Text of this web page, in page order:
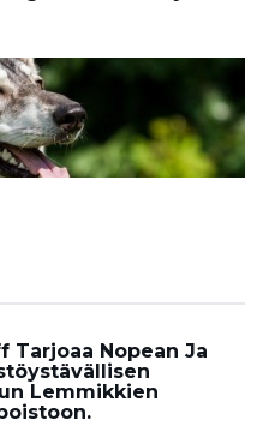
Tarjoaa Nopean Ja
Lemmikkien